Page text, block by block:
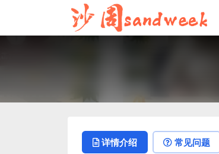
详情介绍 常见问题